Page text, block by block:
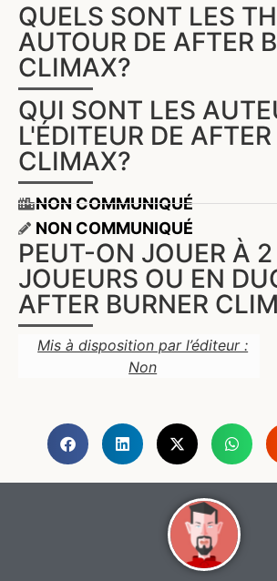
QUELS SONT LES
AUTOUR DE AFTER
CLIMAX?
QUI SONT LES
L'ÉDITEUR DE
CLIMAX?
NON COMMUNIQUÉ
NON COMMUNIQUÉ
PEUT-ON JOUER À 2
JOUEURS OU EN
AFTER BURNER
Mis à disposition par l’éditeur :
Non